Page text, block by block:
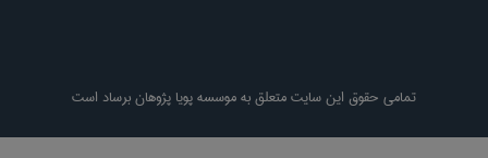
تمامی حقوق این سایت متعلق به موسسه پویا پژوهان برساد است